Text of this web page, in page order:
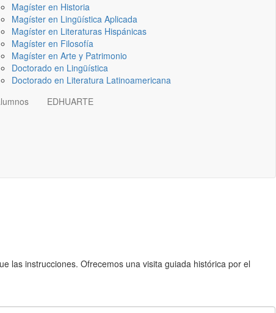
Magíster en Historia
Magíster en Lingüística Aplicada
Magíster en Literaturas Hispánicas
Magíster en Filosofía
Magíster en Arte y Patrimonio
Doctorado en Lingüística
Doctorado en Literatura Latinoamericana
EDHUARTE
las instrucciones. Ofrecemos una visita guiada histórica por el